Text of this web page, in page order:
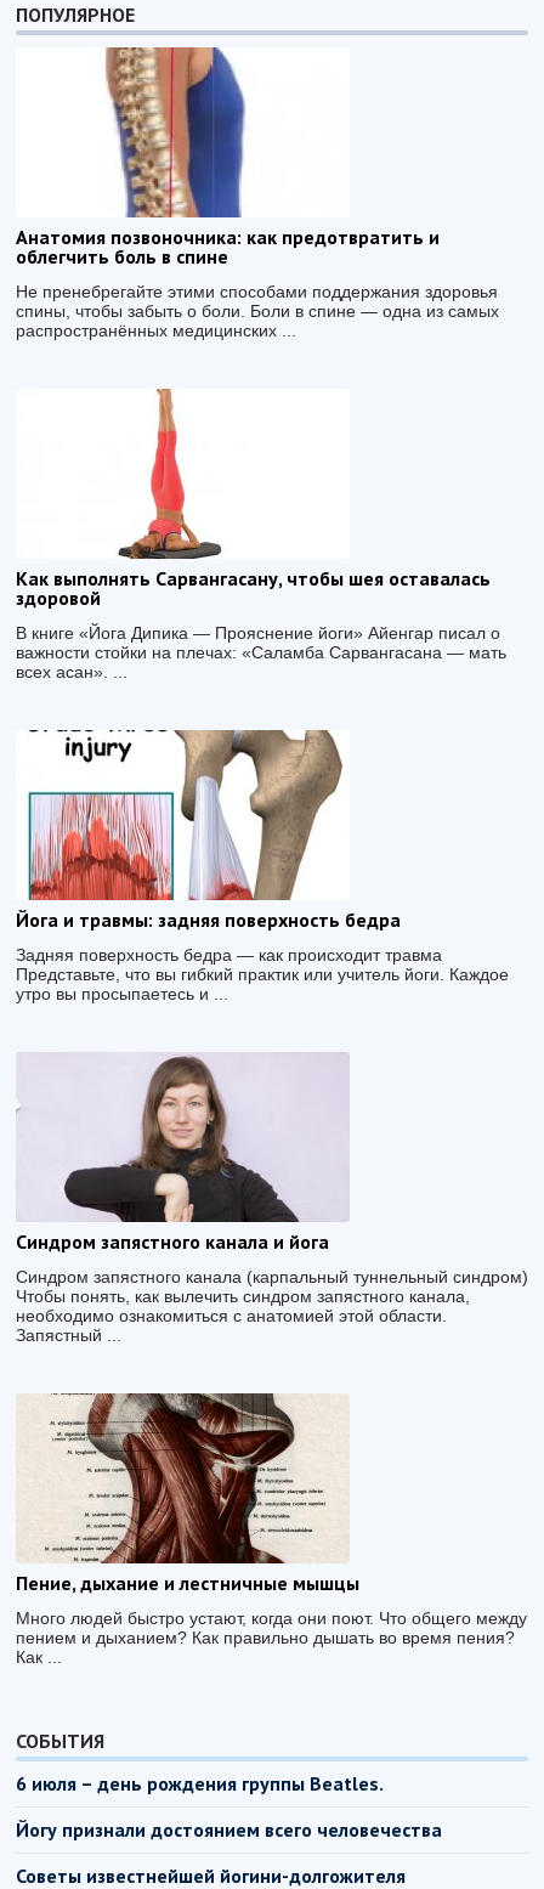
ПОПУЛЯРНОЕ
Анатомия позвоночника: как предотвратить и
облегчить боль в спине
Не пренебрегайте этими способами поддержания здоровья
спины, чтобы забыть о боли. Боли в спине — одна из самых
распространённых медицинских ...
Как выполнять Сарвангасану, чтобы шея оставалась
здоровой
В книге «Йога Дипика — Прояснение йоги» Айенгар писал о
важности стойки на плечах: «Саламба Сарвангасана — мать
всех асан». ...
Йога и травмы: задняя поверхность бедра
Задняя поверхность бедра — как происходит травма
Представьте, что вы гибкий практик или учитель йоги. Каждое
утро вы просыпаетесь и ...
Cиндром запястного канала и йога
Синдром запястного канала (карпальный туннельный синдром)
Чтобы понять, как вылечить синдром запястного канала,
необходимо ознакомиться с анатомией этой области.
Запястный ...
Пение, дыхание и лестничные мышцы
Много людей быстро устают, когда они поют. Что общего между
пением и дыханием? Как правильно дышать во время пения?
Как ...
СОБЫТИЯ
6 июля – день рождения группы Beatles.
Йогу признали достоянием всего человечества
Советы известнейшей йогини-долгожителя